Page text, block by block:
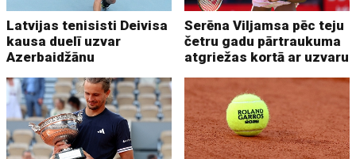
Latvijas tenisisti Deivisa
kausa duelī uzvar
Azerbaidžānu
Serēna Viljamsa pēc teju
četru gadu pārtraukuma
atgriežas kortā ar uzvaru